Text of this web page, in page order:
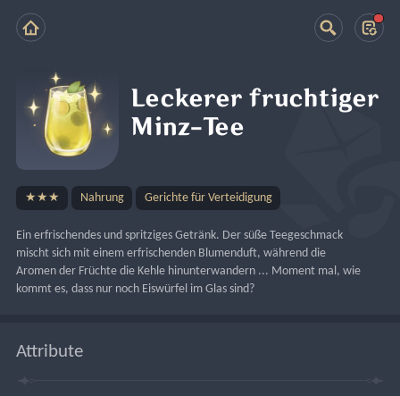
Leckerer fruchtiger
Minz-Tee
★★★ Nahrung Gerichte für Verteidigung
Ein erfrischendes und spritziges Getränk. Der süße Teegeschmack
mischt sich mit einem erfrischenden Blumenduft, während die
Aromen der Früchte die Kehle hinunterwandern ... Moment mal, wie
kommt es, dass nur noch Eiswürfel im Glas sind?
Attribute